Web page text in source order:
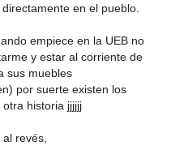
en el pueblo.
empiece en la UEB no
y estar al corriente de
sus muebles
por suerte existen los
historia jjjjjj
revés,